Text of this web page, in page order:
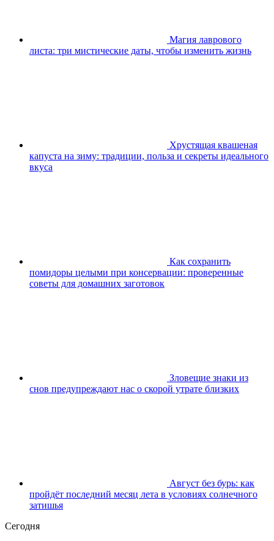
Магия лаврового
листа: три мистические даты, чтобы изменить жизнь
Хрустящая квашеная
капуста на зиму: традиции, польза и секреты идеального
вкуса
Как сохранить
помидоры целыми при консервации: проверенные
советы для домашних заготовок
Зловещие знаки из
снов предупреждают нас о скорой утрате близких
Август без бурь: как
пройдёт последний месяц лета в условиях солнечного
затишья
Сегодня